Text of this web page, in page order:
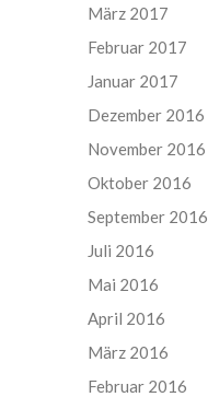
März 2017
Februar 2017
Januar 2017
Dezember 2016
November 2016
Oktober 2016
September 2016
Juli 2016
Mai 2016
April 2016
März 2016
Februar 2016